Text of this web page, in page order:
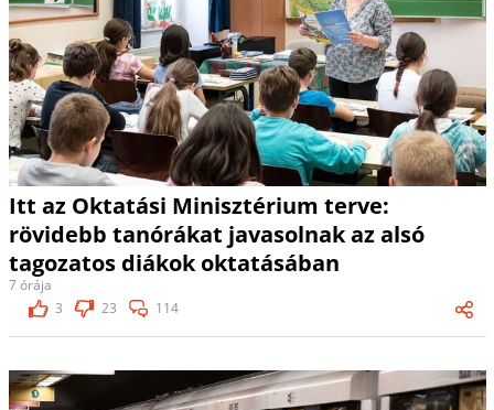
Itt az Oktatási Minisztérium terve:
rövidebb tanórákat javasolnak az alsó
tagozatos diákok oktatásában
7 órája
3
23 114